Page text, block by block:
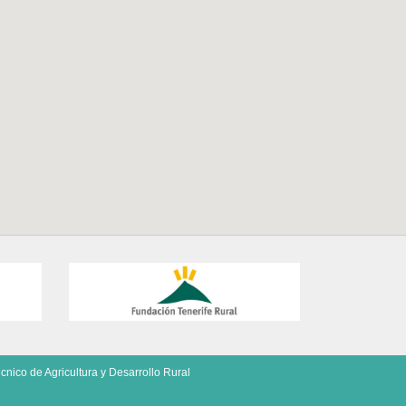
de Agricultura y Desarrollo Rural